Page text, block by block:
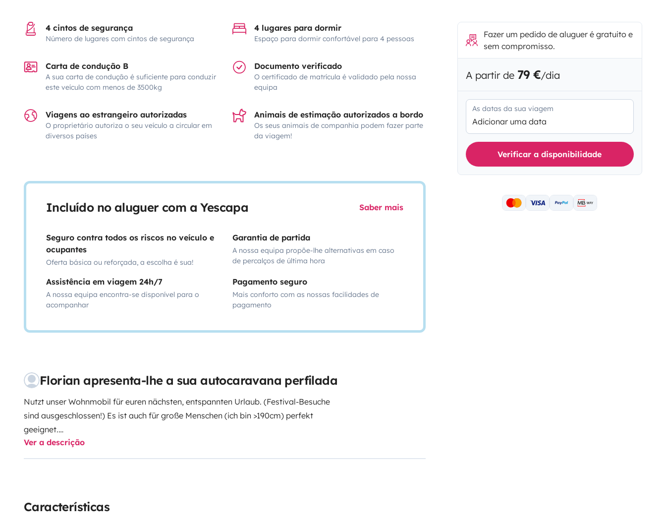
4 cintos de segurança
Número de lugares com cintos de segurança
4 lugares para dormir
Espaço para dormir confortável para 4 pessoas
Carta de condução B
A sua carta de condução é suficiente para conduzir
este veículo com menos de 3500kg
Documento verificado
O certificado de matrícula é validado pela nossa
equipa
Viagens ao estrangeiro autorizadas
O proprietário autoriza o seu veículo a circular em
diversos países
Animais de estimação autorizados a bordo
Os seus animais de companhia podem fazer parte
da viagem!
Incluído no aluguer com a Yescapa Saber mais
Seguro contra todos os riscos no veículo e
ocupantes
Oferta básica ou reforçada, a escolha é sua!
Garantia de partida
A nossa equipa propõe-lhe alternativas em caso
de percalços de última hora
Assistência em viagem 24h/7
A nossa equipa encontra-se disponível para o
acompanhar
Pagamento seguro
Mais conforto com as nossas facilidades de
pagamento
Florian apresenta-lhe a sua autocaravana perfilada
Nutzt unser Wohnmobil für euren nächsten, entspannten Urlaub. (Festival-Besuche
sind ausgeschlossen!) Es ist auch für große Menschen (ich bin >190cm) perfekt
geeignet.
Es gibt ein französisches Bett im Heck (201cm lang, 133cm (am Fußende 103cm) breit)
Seltenheit.
Ver a descrição
Características
Fazer um pedido de aluguer é gratuito e
sem compromisso.
A partir de 79 €/dia
As datas da sua viagem
Adicionar uma data
Verificar a disponibilidade